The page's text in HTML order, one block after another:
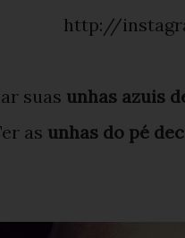
http://
suas unhas azuis
as unhas do pé